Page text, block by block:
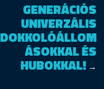
GENERÁCIÓS
UNIVERZÁLIS
DOKKOLÓÁLLOM
ÁSOKKAL ÉS
HUBOKKAL! →